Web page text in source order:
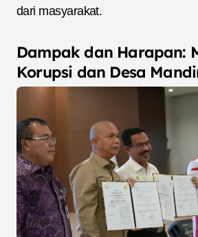
dari masyarakat.
Dampak dan Harapan:
Korupsi dan Desa